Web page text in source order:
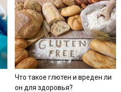
Что такое глютен и вреден ли
он для здоровья?